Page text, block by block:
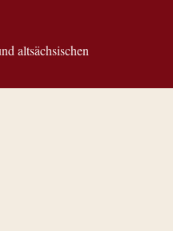
altsächsischen